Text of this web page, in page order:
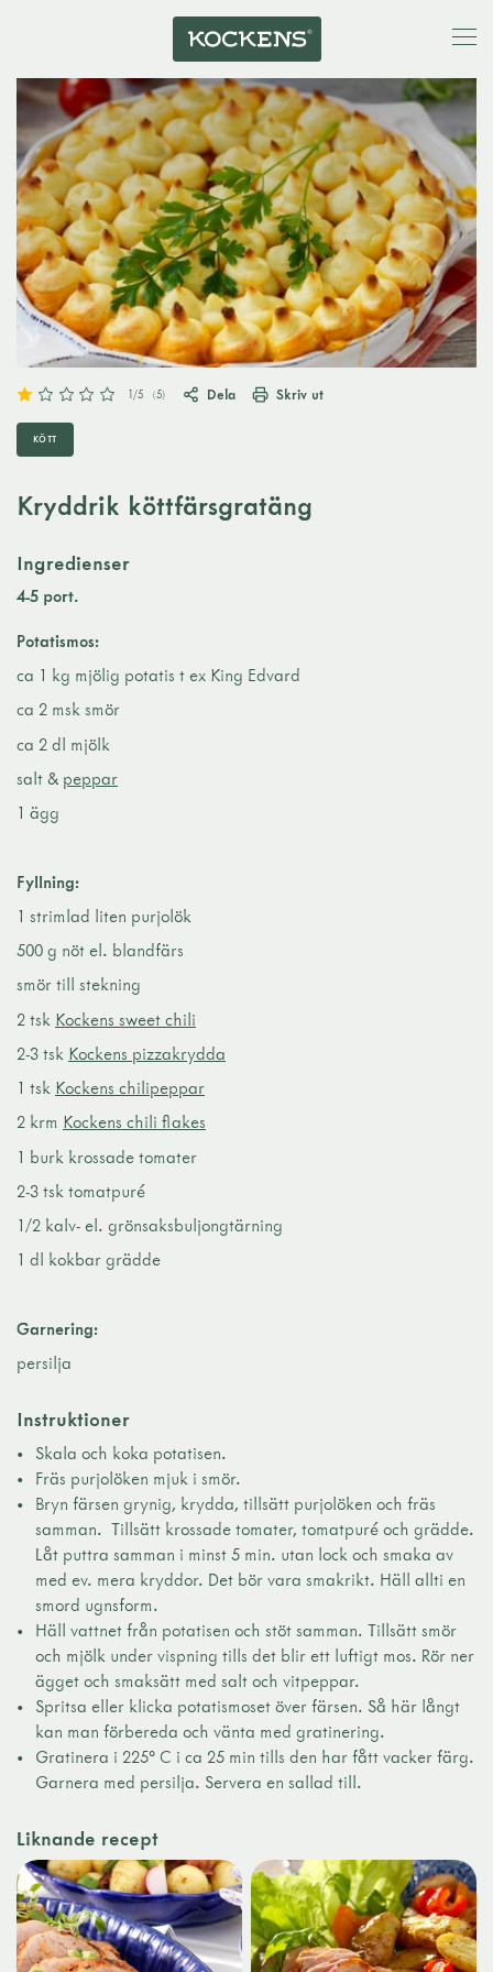
1/5 (5) Dela Skriv ut
KÖTT
Kryddrik köttfärsgratäng
Ingredienser
4-5 port.
Potatismos:
ca 1 kg mjölig potatis t ex King Edvard
ca 2 msk smör
ca 2 dl mjölk
salt & peppar
1 ägg
Fyllning:
1 strimlad liten purjolök
500 g nöt el. blandfärs
smör till stekning
2 tsk Kockens sweet chili
2-3 tsk Kockens pizzakrydda
1 tsk Kockens chilipeppar
2 krm Kockens chili flakes
1 burk krossade tomater
2-3 tsk tomatpuré
1/2 kalv- el. grönsaksbuljongtärning
1 dl kokbar grädde
Garnering:
persilja
Instruktioner
Skala och koka potatisen.
Fräs purjolöken mjuk i smör.
Bryn färsen grynig, krydda, tillsätt purjolöken och fräs
samman. Tillsätt krossade tomater, tomatpuré och grädde.
Låt puttra samman i minst 5 min. utan lock och smaka av
med ev. mera kryddor. Det bör vara smakrikt. Häll allti en
smord ugnsform.
Häll vattnet från potatisen och stöt samman. Tillsätt smör
och mjölk under vispning tills det blir ett luftigt mos. Rör ner
ägget och smaksätt med salt och vitpeppar.
Spritsa eller klicka potatismoset över färsen. Så här långt
kan man förbereda och vänta med gratinering.
Gratinera i 225° C i ca 25 min tills den har fått vacker färg.
Garnera med persilja. Servera en sallad till.
Liknande recept